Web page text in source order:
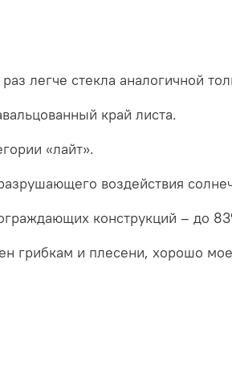
легче стекла аналогичной
край листа.
«лайт».
воздействия
конструкций – до
грибкам и плесени, хорошо